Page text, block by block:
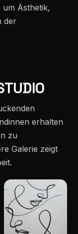
um Ästhetik,
der
erhalten
zu
Galerie zeigt